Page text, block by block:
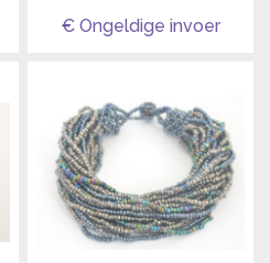
€ Ongeldige invoer